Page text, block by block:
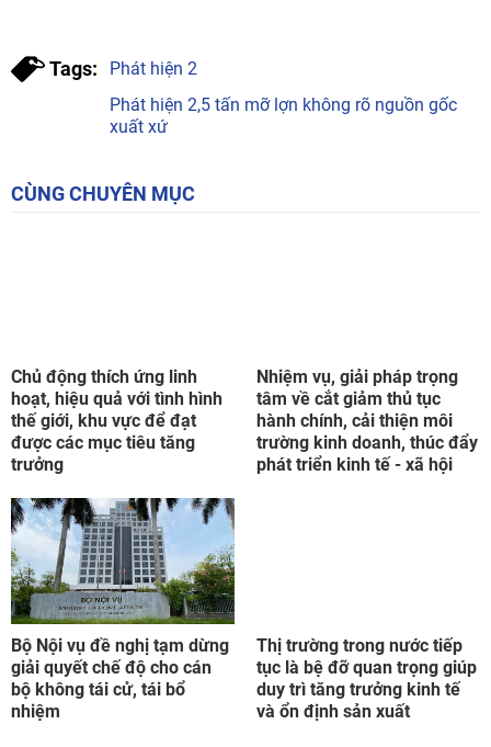
Tags:
Phát hiện 2
Phát hiện 2,5 tấn mỡ lợn không rõ nguồn gốc
xuất xứ
CÙNG CHUYÊN MỤC
Chủ động thích ứng linh
hoạt, hiệu quả với tình hình
thế giới, khu vực để đạt
được các mục tiêu tăng
trưởng
Nhiệm vụ, giải pháp trọng
tâm về cắt giảm thủ tục
hành chính, cải thiện môi
trường kinh doanh, thúc đẩy
phát triển kinh tế - xã hội
Bộ Nội vụ đề nghị tạm dừng
giải quyết chế độ cho cán
bộ không tái cử, tái bổ
nhiệm
Thị trường trong nước tiếp
tục là bệ đỡ quan trọng giúp
duy trì tăng trưởng kinh tế
và ổn định sản xuất